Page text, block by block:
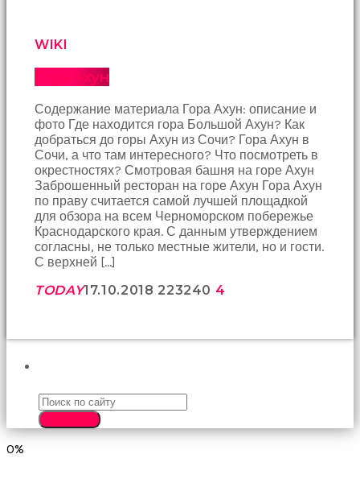
porno
yakın
arkadaş
birbirlerine
teşekkür
ederek
bunu
tekrar
yapmak
sözleşiyorlar
altyazılı
porno
Arkadaşımın
tombul
bakmaktan
şeye
konsantre
WIKI
Гора Ахун
Содержание материала Гора Ахун: описание и
фото Где находится гора Большой Ахун? Как
добраться до горы Ахун из Сочи? Гора Ахун в
Сочи, а что там интересного? Что посмотреть в
окрестностях? Смотровая башня на горе Ахун
Заброшенный ресторан на горе Ахун Гора Ахун
по праву считается самой лучшей площадкой
для обзора на всем Черноморском побережье
Краснодарского края. С данным утверждением
согласны, не только местные жители, но и гости.
С верхней […]
TODAY17.10.2018 223240 4
0%